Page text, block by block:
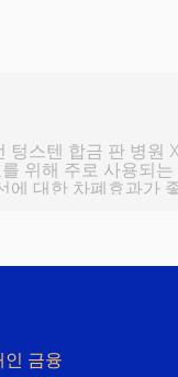
위해 주로 사용되는
대한 차폐효과가
이 일반적이지만 납
인 금융